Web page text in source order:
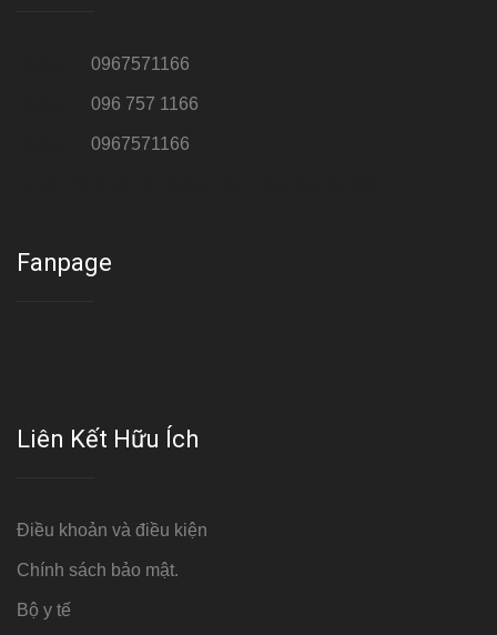
0967571166
096 757 1166
0967571166
Fanpage
Liên Kết Hữu Ích
Điều khoản và điều kiện
Chính sách bảo mật.
Bộ y tế